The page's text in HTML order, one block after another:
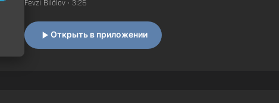
Fevzi Bilâlov • 3:26
Открыть в приложении